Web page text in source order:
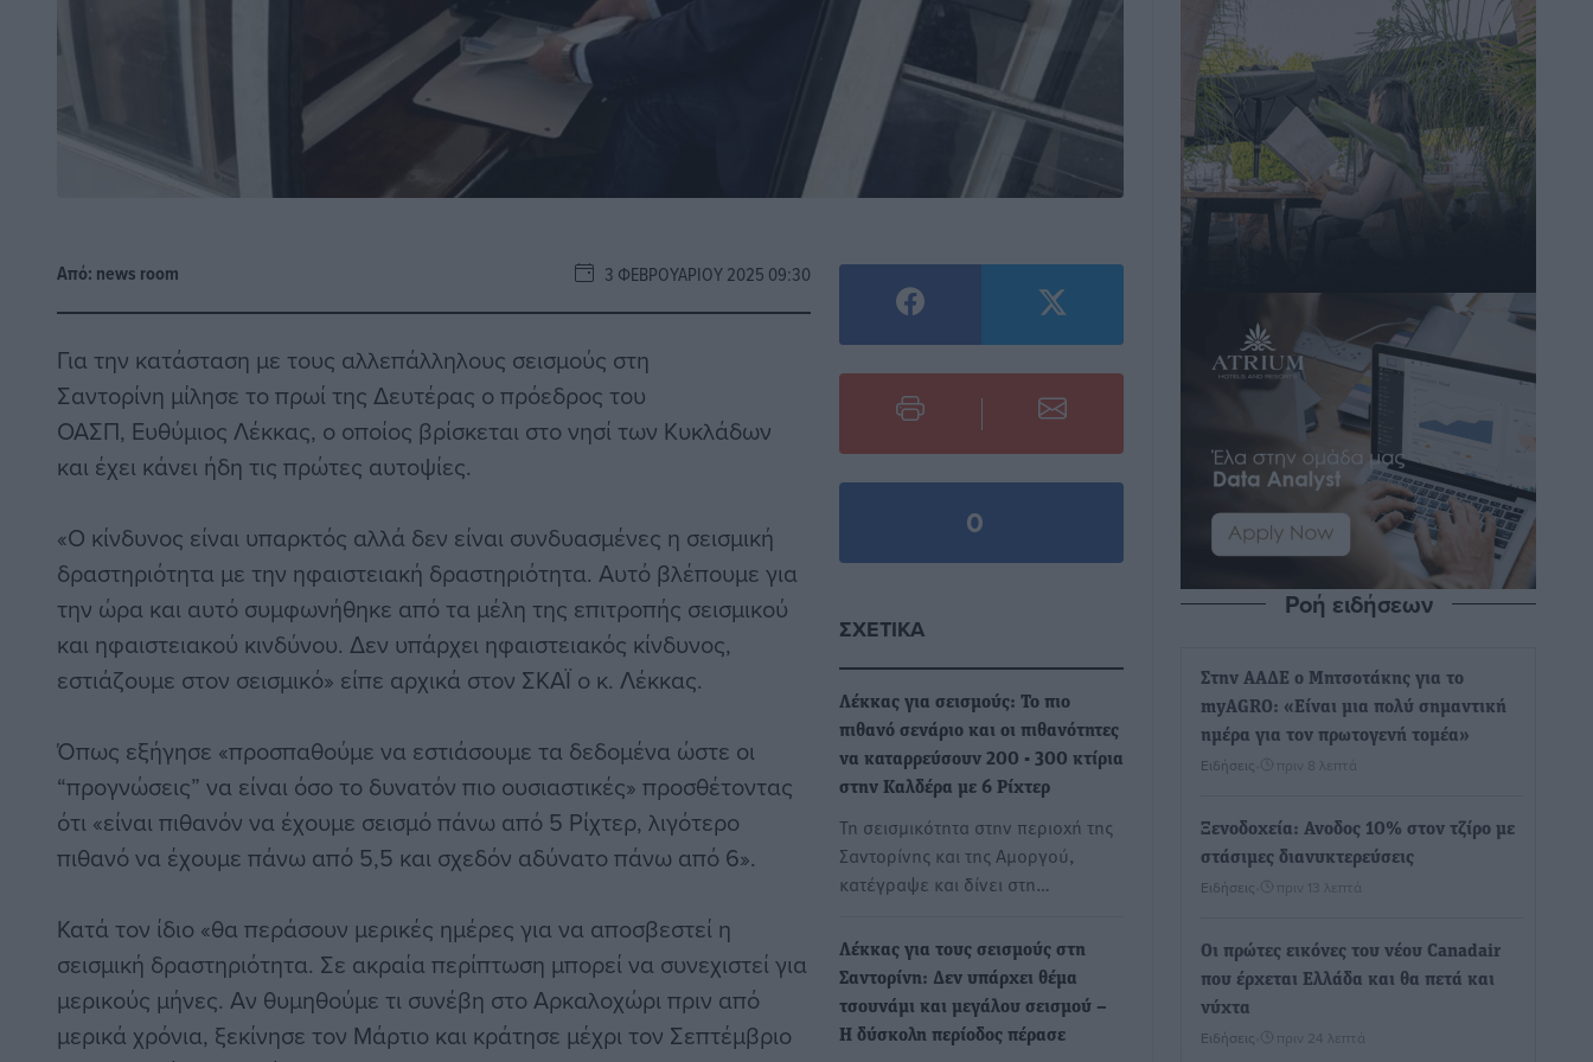
Από: news room 3 ΦΕΒΡΟΥΑΡΊΟΥ 2025 09:30
Για την κατάσταση με τους αλλεπάλληλους σεισμούς στη
Σαντορίνη μίλησε το πρωί της Δευτέρας ο πρόεδρος του
ΟΑΣΠ, Ευθύμιος Λέκκας, ο οποίος βρίσκεται στο νησί των Κυκλάδων
και έχει κάνει ήδη τις πρώτες αυτοψίες.
«Ο κίνδυνος είναι υπαρκτός αλλά δεν είναι συνδυασμένες η σεισμική
δραστηριότητα με την ηφαιστειακή δραστηριότητα. Αυτό βλέπουμε για
την ώρα και αυτό συμφωνήθηκε από τα μέλη της επιτροπής σεισμικού
και ηφαιστειακού κινδύνου. Δεν υπάρχει ηφαιστειακός κίνδυνος,
εστιάζουμε στον σεισμικό» είπε αρχικά στον ΣΚΑΪ ο κ. Λέκκας.
Όπως εξήγησε «προσπαθούμε να εστιάσουμε τα δεδομένα ώστε οι
“προγνώσεις” να είναι όσο το δυνατόν πιο ουσιαστικές» προσθέτοντας
ότι «είναι πιθανόν να έχουμε σεισμό πάνω από 5 Ρίχτερ, λιγότερο
πιθανό να έχουμε πάνω από 5,5 και σχεδόν αδύνατο πάνω από 6».
Κατά τον ίδιο «θα περάσουν μερικές ημέρες για να αποσβεστεί η
σεισμική δραστηριότητα. Σε ακραία περίπτωση μπορεί να συνεχιστεί για
μερικούς μήνες. Αν θυμηθούμε τι συνέβη στο Αρκαλοχώρι πριν από
μερικά χρόνια, ξεκίνησε τον Μάρτιο και κράτησε μέχρι τον Σεπτέμβριο
0
ΣΧΕΤΙΚΆ
Λέκκας για σεισμούς: Το πιο
πιθανό σενάριο και οι πιθανότητες
να καταρρεύσουν 200 - 300 κτίρια
στην Καλδέρα με 6 Ρίχτερ
Τη σεισμικότητα στην περιοχή της
Σαντορίνης και της Αμοργού,
κατέγραψε και δίνει στη…
Λέκκας για τους σεισμούς στη
Σαντορίνη: Δεν υπάρχει θέμα
τσουνάμι και μεγάλου σεισμού –
Η δύσκολη περίοδος πέρασε
Ροή ειδήσεων
Στην ΑΑΔΕ ο Μητσοτάκης για το
myAGRO: «Είναι μια πολύ σημαντική
ημέρα για τον πρωτογενή τομέα»
Ειδήσεις πριν 8 λεπτά
Ξενοδοχεία: Ανοδος 10% στον τζίρο με
στάσιμες διανυκτερεύσεις
Ειδήσεις πριν 13 λεπτά
Οι πρώτες εικόνες του νέου Canadair
που έρχεται Ελλάδα και θα πετά και
νύχτα
Ειδήσεις πριν 24 λεπτά